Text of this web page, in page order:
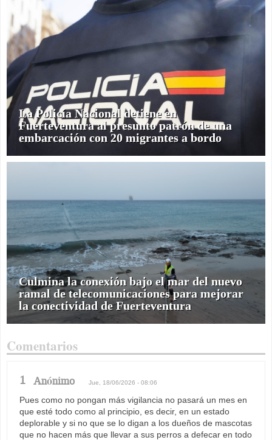
La Policía Nacional detiene en
Fuerteventura al presunto patrón de una
embarcación con 20 migrantes a bordo
Culmina la conexión bajo el mar del nuevo
ramal de telecomunicaciones para mejorar
la conectividad de Fuerteventura
Comentarios
1 Anónimo Jue, 18/06/2026 - 08:06
Pues como no pongan más vigilancia no pasará un mes en
que esté todo como al principio, es decir, en un estado
deplorable y si no que se lo digan a los dueños de mascotas
que no hacen más que llevar a sus perros a defecar en todo